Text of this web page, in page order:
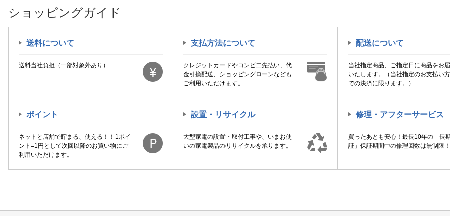
ショッピングガイド
送料について
送料当社負担（一部対象外あり）
支払方法について
クレジットカードやコンビ二先払い、代
金引換配送、ショッピングローンなども
ご利用いただけます。
配送について
当社指定商品、ご指定日に商品をお
いたします。（当社指定のお支払い
での決済に限ります。）
ポイント
ネットと店舗で貯まる、使える！！1ポイ
ント=1円として次回以降のお買い物にご
利用いただけます。
設置・リサイクル
大型家電の設置・取付工事や、いまお使
いの家電製品のリサイクルを承ります。
修理・アフターサービス
買ったあとも安心！最長10年の「長
証」保証期間中の修理回数は無制限！